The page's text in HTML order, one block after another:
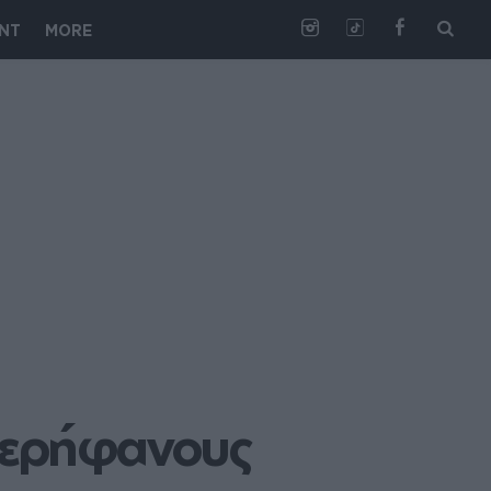
MORE